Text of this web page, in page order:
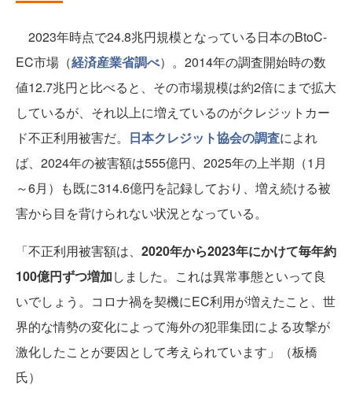
2023年時点で24.8兆円規模となっている日本のBtoC-
EC市場（経済産業省調べ）。2014年の調査開始時の数
値12.7兆円と比べると、その市場規模は約2倍にまで拡大
しているが、それ以上に増えているのがクレジットカー
ド不正利用被害だ。 日本クレジット協会の調査によれ
ば、2024年の被害額は555億円、2025年の上半期（1月
～6月）も既に314.6億円を記録しており、増え続ける被
害から目を背けられない状況となっている。
「不正利用被害額は、 2020年から2023年にかけて毎年約
100億円ずつ増加しました。これは異常事態といって良
いでしょう。コロナ禍を契機にEC利用が増えたこと、世
界的な情勢の変化によって海外の犯罪集団による攻撃が
激化したことが要因として考えられています」（板橋
氏）